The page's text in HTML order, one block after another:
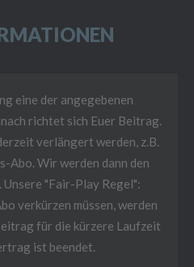
eine der angegebenen
richtet sich Euer Beitrag.
verlängert werden, z.B.
Abo. Wir werden dann den
"Fair-Play Regel":
verkürzen müssen, werden
für die kürzere Laufzeit
ist beendet.